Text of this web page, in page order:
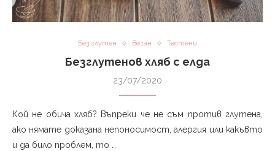
Без глутен Веган Тестени
Безглутенов хляб с елда
23/07/2020
Кой не обича хляб? Въпреки че не съм против глутена,
ако нямате доказана непоносимост, алергия или какъвто
и да било проблем, то …